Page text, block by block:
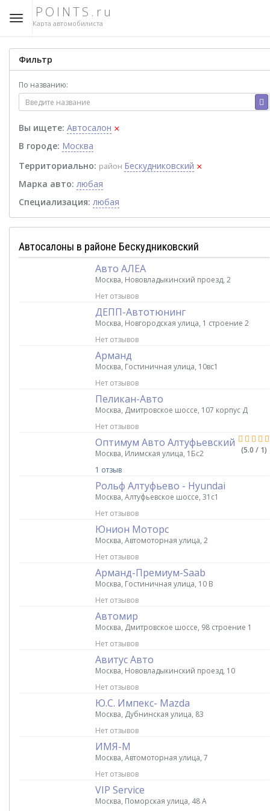
POINTS.ru
Карта автомобилиста
Фильтр
По названию:
Вы ищете: Автосалон ×
В городе: Москва
Территориально: район Бескудниковский ×
Марка авто: любая
Специализация: любая
Автосалоны в районе Бескудниковский
Авто АЛЕА
Москва, Нововладыкинский проезд, 2
Нет отзывов
ДЕПП-Автотюнинг
Москва, Новгородская улица, 1 строение 2
Нет отзывов
Арманд
Москва, Гостиничная улица, 10вс1
Нет отзывов
Пеликан-Авто
Москва, Дмитровское шоссе, 107 корпус Д
Нет отзывов
(5.0 / 1)
Оптимум Авто Алтуфьевский
Москва, Илимская улица, 1Бс2
1 отзыв
Рольф Алтуфьево - Hyundai
Москва, Алтуфьевское шоссе, 31с1
Нет отзывов
Юнион Моторс
Москва, Автомоторная улица, 2
Нет отзывов
Арманд-Премиум-Saab
Москва, Гостиничная улица, 10 В
Нет отзывов
Автомир
Москва, Дмитровское шоссе, 98 строение 1
Нет отзывов
Авитус Авто
Москва, Нововладыкинский проезд, 10
Нет отзывов
Ю.С. Импекс- Mazda
Москва, Дубнинская улица, 83
Нет отзывов
ИМЯ-М
Москва, Автомоторная улица, 7
Нет отзывов
VIP Service
Москва, Поморская улица, 48 А